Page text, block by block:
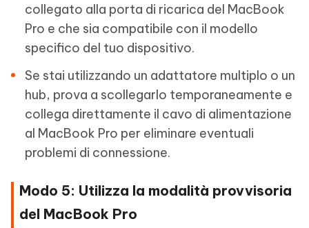
collegato alla porta di ricarica del MacBook
Pro e che sia compatibile con il modello
specifico del tuo dispositivo.
Se stai utilizzando un adattatore multiplo o un
hub, prova a scollegarlo temporaneamente e
collega direttamente il cavo di alimentazione
al MacBook Pro per eliminare eventuali
problemi di connessione.
Modo 5: Utilizza la modalità provvisoria
del MacBook Pro